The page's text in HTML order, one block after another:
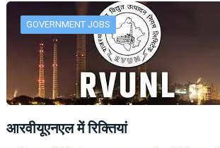
GOVERNMENT JOBS
आरवीयूएनएल में रिक्तियां